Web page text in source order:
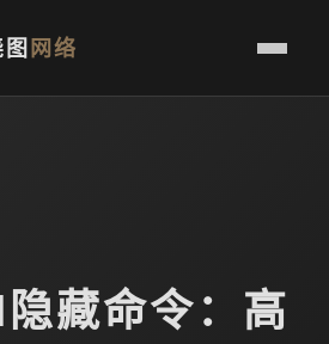
网络
藏命令：高